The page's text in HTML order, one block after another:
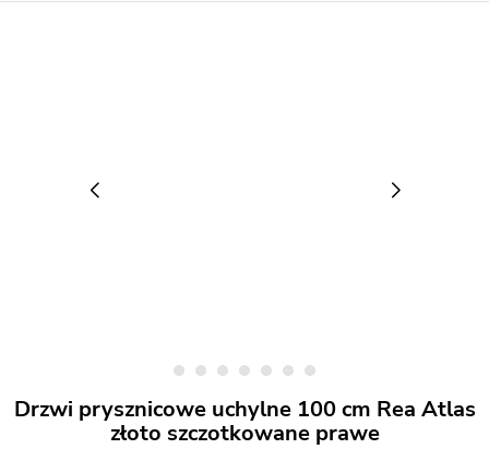
Drzwi prysznicowe uchylne 100 cm Rea Atlas
złoto szczotkowane prawe